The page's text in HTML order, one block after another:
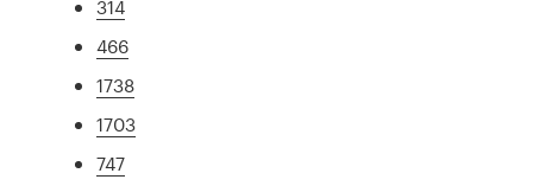
314
466
1738
1703
747